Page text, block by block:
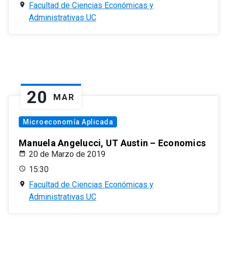
Facultad de Ciencias Económicas y
Administrativas UC
20 MAR
Microeconomía Aplicada
Manuela Angelucci, UT Austin – Economics
20 de Marzo de 2019
15:30
Facultad de Ciencias Económicas y
Administrativas UC